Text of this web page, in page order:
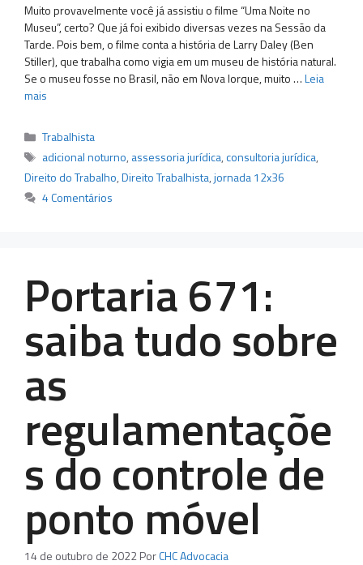
Muito provavelmente você já assistiu o filme “Uma Noite no
Museu”, certo? Que já foi exibido diversas vezes na Sessão da
Tarde. Pois bem, o filme conta a história de Larry Daley (Ben
Stiller), que trabalha como vigia em um museu de história natural.
Se o museu fosse no Brasil, não em Nova Iorque, muito …Leia
mais
Categorias
Trabalhista
Tags
adicional noturno, assessoria jurídica,consultoria jurídica,
Direito do Trabalho,Direito Trabalhista,jornada 12x36
4 Comentários
Portaria 671:
saiba tudo sobre
as
regulamentaçõe
s do controle de
ponto móvel
14 de outubro de 2022PorCHC Advocacia